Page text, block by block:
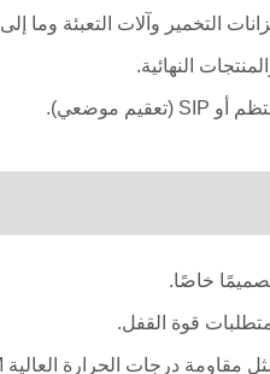
التخمير وآلات التعبئة وما
النهائية.
قوة القفل.